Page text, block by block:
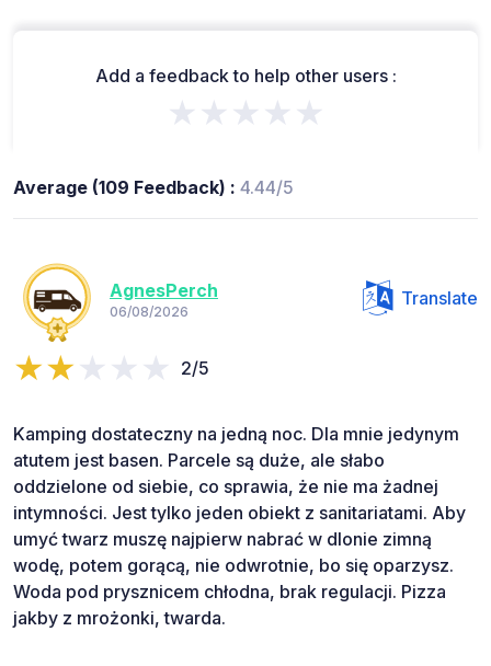
Add a feedback to help other users :
★★★★★
Average (109 Feedback) : 4.44/5
AgnesPerch
06/08/2026
Translate
2/5
Kamping dostateczny na jedną noc. Dla mnie jedynym
atutem jest basen. Parcele są duże, ale słabo
oddzielone od siebie, co sprawia, że nie ma żadnej
intymności. Jest tylko jeden obiekt z sanitariatami. Aby
umyć twarz muszę najpierw nabrać w dlonie zimną
wodę, potem gorącą, nie odwrotnie, bo się oparzysz.
Woda pod prysznicem chłodna, brak regulacji. Pizza
jakby z mrożonki, twarda.